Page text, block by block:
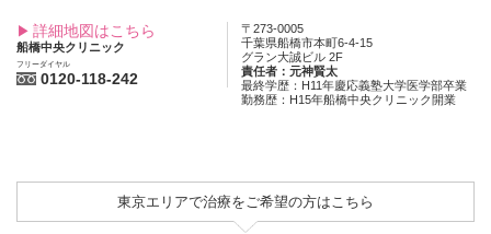
詳細地図はこちら
船橋中央クリニック
フリーダイヤル
0120-118-242
〒273-0005
千葉県船橋市本町6-4-15
グラン大誠ビル 2F
責任者：元神賢太
最終学歴：H11年慶応義塾大学医学部卒業
勤務歴：H15年船橋中央クリニック開業
東京エリアで治療をご希望の方はこちら